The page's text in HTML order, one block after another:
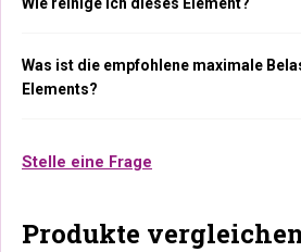
Was ist die empfohlene maximale
Elements?
Stelle eine Frage
Produkte